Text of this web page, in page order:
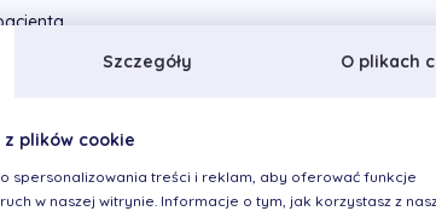
na ocenie i sprawdzeniu prawidłowego
zębów, jak również na ocenie
żucia. Odbywa się na podstawie zdjęć
Szczegóły O plikach
plików cookie
spersonalizowania treści i reklam, aby oferować funkcje
w naszej witrynie. Informacje o tym, jak korzystasz z